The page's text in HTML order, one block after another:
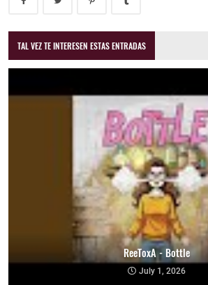
TAL VEZ TE INTERESEN ESTAS ENTRADAS
ReeToxA - Bottle
July 1, 2026